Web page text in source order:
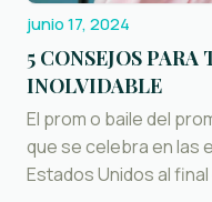
junio 17, 2024
5 CONSEJOS
INOLVIDABLE
El prom o baile del
que se celebra en las
Estados Unidos al